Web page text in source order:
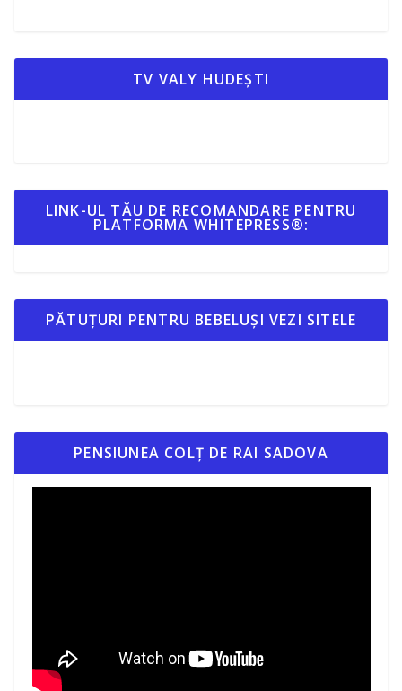
TV VALY HUDEȘTI
LINK-UL TĂU DE RECOMANDARE PENTRU
PLATFORMA WHITEPRESS®:
PĂTUȚURI PENTRU BEBELUȘI VEZI SITELE
PENSIUNEA COLȚ DE RAI SADOVA